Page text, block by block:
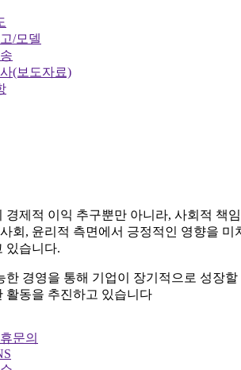
/모델
(보도자료)
경제적 이익 추구뿐만 아니라, 사회적 책
회, 윤리적 측면에서 긍정적인 영향을 미
있습니다.
한 경영을 통해 기업이 장기적으로 성장할
활동을 추진하고 있습니다
문의